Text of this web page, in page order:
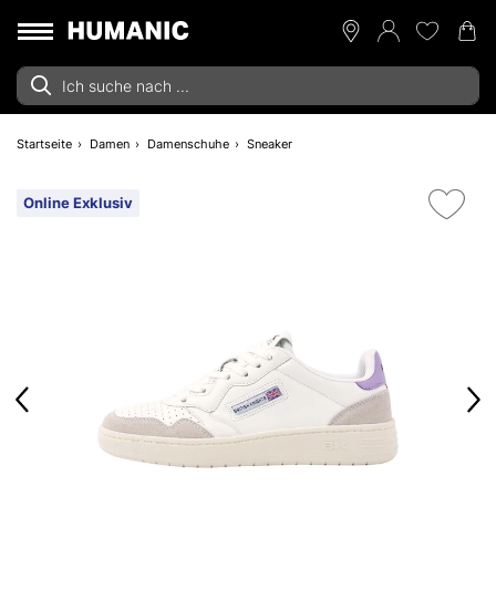
Startseite Damen Damenschuhe Sneaker
Online Exklusiv